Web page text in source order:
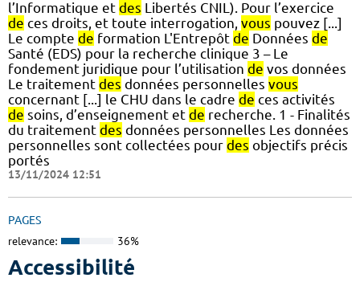
l’Informatique et des Libertés CNIL). Pour l’exercice
de ces droits, et toute interrogation, vous pouvez [...]
Le compte de formation L'Entrepôt de Données de
Santé (EDS) pour la recherche clinique 3 – Le
fondement juridique pour l’utilisation de vos données
Le traitement des données personnelles vous
concernant [...] le CHU dans le cadre de ces activités
de soins, d’enseignement et de recherche. 1 - Finalités
du traitement des données personnelles Les données
personnelles sont collectées pour des objectifs précis
portés
13/11/2024 12:51
PAGES
relevance: 36%
Accessibilité